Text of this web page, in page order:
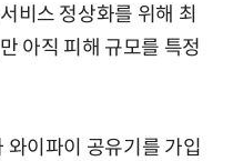
비스 정상화를 위해 최
아직 피해 규모를 특정
이파이 공유기를 가입